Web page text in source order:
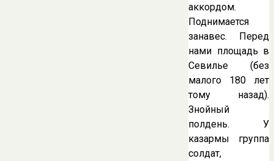
аккордом.
Поднимается
занавес. Перед
нами площадь в
Севилье (без
малого 180 лет
тому назад).
Знойный
полдень. У
казармы группа
солдат,